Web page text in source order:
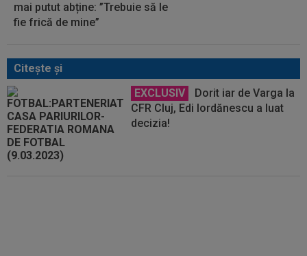
mai putut abține: ”Trebuie să le
fie frică de mine”
Citeşte şi
EXCLUSIV
Dorit iar de Varga la
CFR Cluj, Edi Iordănescu a luat
decizia!